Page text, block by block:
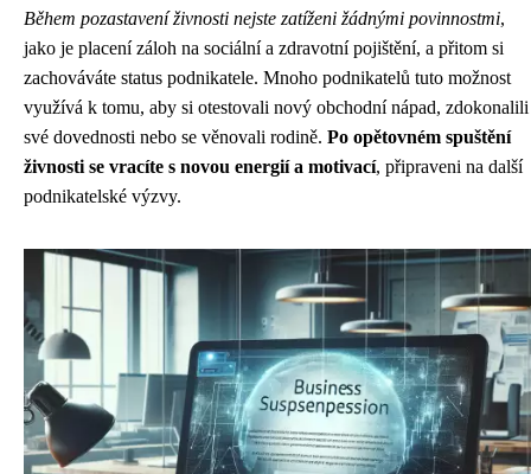
Během pozastavení živnosti nejste zatíženi žádnými povinnostmi,
jako je placení záloh na sociální a zdravotní pojištění, a přitom si
zachováváte status podnikatele. Mnoho podnikatelů tuto možnost
využívá k tomu, aby si otestovali nový obchodní nápad, zdokonalili
své dovednosti nebo se věnovali rodině. Po opětovném spuštění
živnosti se vracíte s novou energií a motivací, připraveni na další
podnikatelské výzvy.